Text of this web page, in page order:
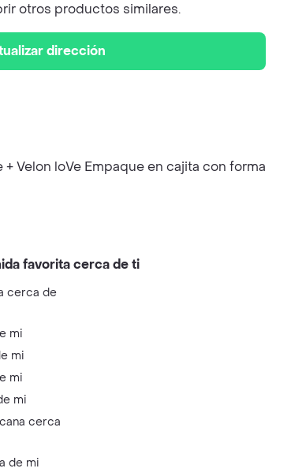
otros productos similares.
dirección
Velon loVe Empaque en cajita con forma
favorita cerca de ti
cerca de
mi
mi
mi
mi
cerca
de mi